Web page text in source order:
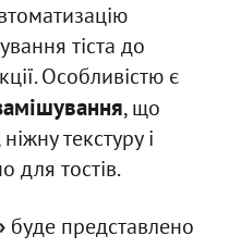
тіста до
Особливістю є
, що
текстуру і
для тостів.
буде представлено